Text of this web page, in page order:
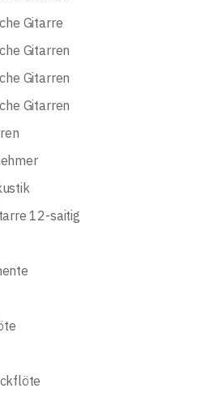
Gitarre
Gitarren
Gitarren
Gitarren
12-saitig